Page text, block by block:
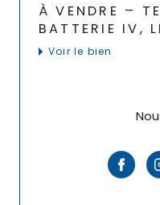
À VENDRE –
BATTERIE IV,
voir le bien